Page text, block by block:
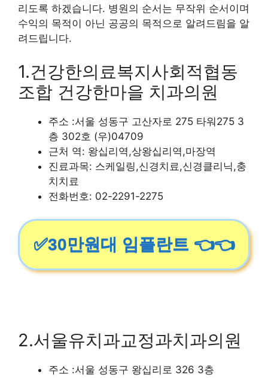
리도록 하겠습니다. 병원의 순서는 무작위 순서이며
수익의 목적이 아닌 공공의 목적으로 알려드림을 알
려드립니다.
1.건강한의료복지사회적협동
조합 건강한마을 치과의원
주소 :서울 성동구 고산자로 275 타워275 3
층 302호 (우)04709
근처 역: 왕십리역,상왕십리역,마장역
진료과목: 스케일링,신경치료,신경클리닉,충
치치료
전화번호: 02-2291-2275
✅30만원대 임플란트 👈👈
2.서울유치과교정과치과의원
주소 :서울 성동구 왕십리로 326 3층